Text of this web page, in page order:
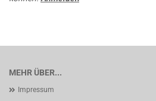
MEHR ÜBER...
Impressum